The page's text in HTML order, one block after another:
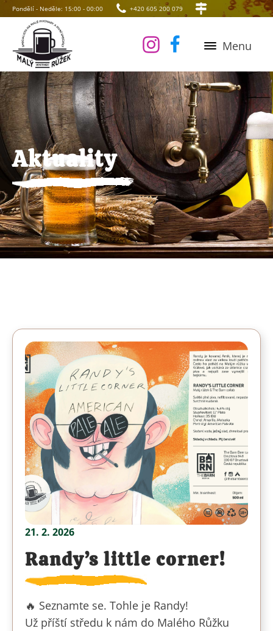
Pondělí - Neděle: 15:00 - 00:00 +420 605 200 079
Menu
Aktuality
21. 2. 2026
Randy’s little corner!
🔥 Seznamte se. Tohle je Randy!
Už příští středu k nám do Malého Růžku